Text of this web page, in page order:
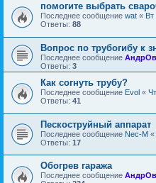
помогите выбрать
Последнее сообщение wat «
Ответы: 88
Вопрос по трубогибу к
Последнее сообщение АндрОв
Ответы: 3
Как согнуть трубу?
Последнее сообщение Evol «
Ответы: 41
Пескоструйный аппарат
Последнее сообщение Nec-M «
Ответы: 17
Обогрев гаража
Последнее сообщение АндрОв